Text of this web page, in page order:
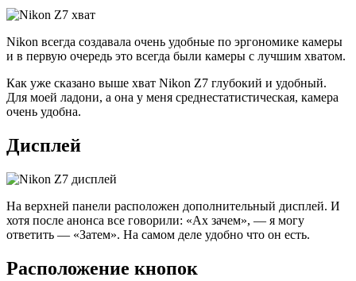
Nikon всегда создавала очень удобные по эргономике камеры
и в первую очередь это всегда были камеры с лучшим хватом.
Как уже сказано выше хват Nikon Z7 глубокий и удобный.
Для моей ладони, а она у меня среднестатистическая, камера
очень удобна.
Дисплей
На верхней панели расположен дополнительный дисплей. И
хотя после анонса все говорили: «Ах зачем», — я могу
ответить — «Затем». На самом деле удобно что он есть.
Расположение кнопок